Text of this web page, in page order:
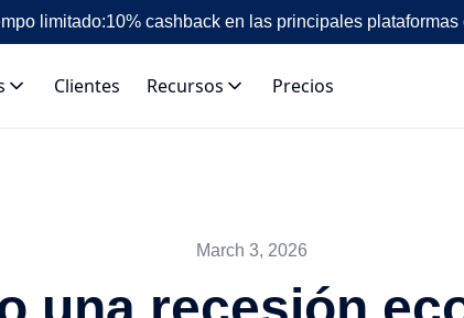
limitado:10% cashback en las principales plataformas
Clientes Recursos Precios
March 3, 2026